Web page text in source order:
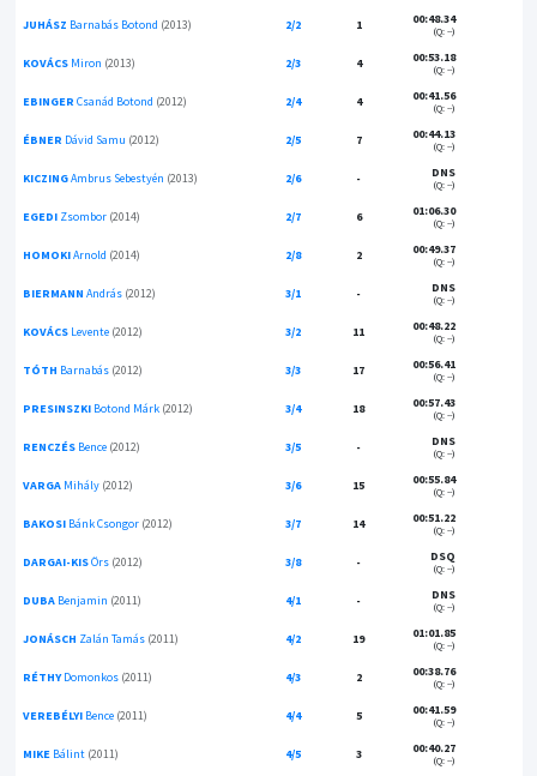
JUHÁSZ Barnabás Botond (2013) 2/2 1 00:48.34
(Q: --)
KOVÁCSMiron (2013) 2/3 4 00:53.18
(Q: --)
EBINGER Csanád Botond (2012) 2/4 4 00:41.56
(Q: --)
ÉBNER Dávid Samu (2012) 2/5 7 00:44.13
(Q: --)
KICZINGAmbrus Sebestyén (2013) 2/6 - DNS
(Q: --)
EGEDIZsombor (2014) 2/7 6 01:06.30
(Q: --)
HOMOKIArnold (2014) 2/8 2 00:49.37
(Q: --)
BIERMANN András (2012) 3/1 - DNS
(Q: --)
KOVÁCSLevente (2012) 3/2 11 00:48.22
(Q: --)
TÓTH Barnabás (2012) 3/3 17 00:56.41
(Q: --)
PRESINSZKIBotond Márk(2012) 3/4 18 00:57.43
(Q: --)
RENCZÉSBence (2012) 3/5 - DNS
(Q: --)
VARGAMihály (2012) 3/6 15 00:55.84
(Q: --)
BAKOSIBánk Csongor(2012) 3/7 14 00:51.22
(Q: --)
DARGAI-KISÖrs (2012) 3/8 - DSQ
(Q: --)
DUBABenjamin (2011) 4/1 - DNS
(Q: --)
JONÁSCH Zalán Tamás(2011) 4/2 19 01:01.85
(Q: --)
RÉTHYDomonkos (2011) 4/3 2 00:38.76
(Q: --)
VEREBÉLYIBence (2011) 4/4 5 00:41.59
(Q: --)
MIKEBálint (2011) 4/5 3 00:40.27
(Q: --)